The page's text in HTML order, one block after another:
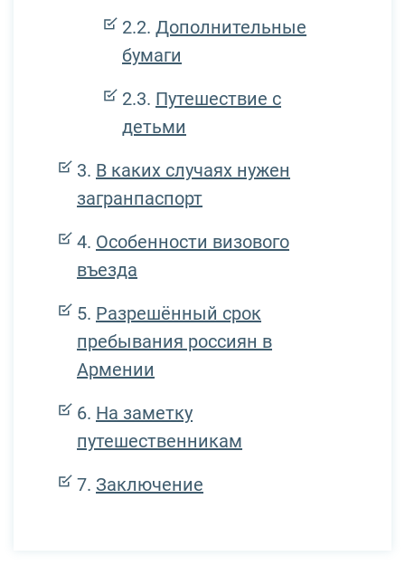
Дополнительные
бумаги
Путешествие с
детьми
В каких случаях нужен
загранпаспорт
Особенности визового
въезда
Разрешённый срок
пребывания россиян в
Армении
На заметку
путешественникам
Заключение